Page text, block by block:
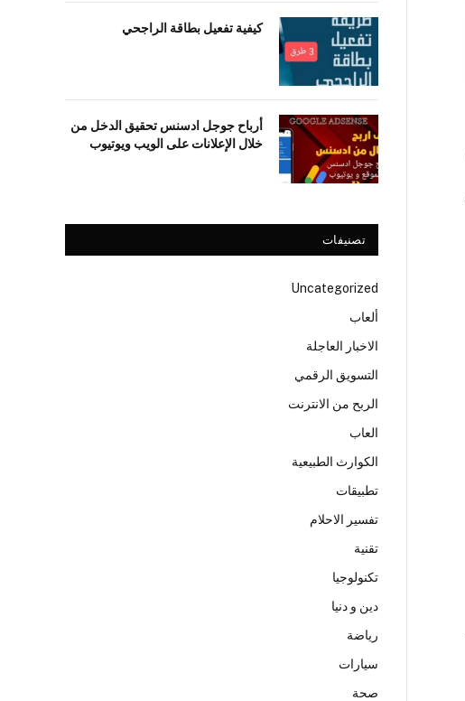
كيفية تفعيل بطاقة الراجحي
أرباح جوجل ادسنس تحقيق الدخل من
خلال الإعلانات على الويب ويوتيوب
تصنيفات
Uncategorized
ألعاب
الاخبار العاجلة
التسويق الرقمي
الربح من الانترنت
العاب
الكوارث الطبيعية
تطبيقات
تفسير الاحلام
تقنية
تكنولوجيا
دين و دنيا
رياضة
سيارات
صحة